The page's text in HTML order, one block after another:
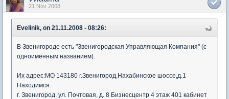
21 Nov 2008
Evelinik, on 21.11.2008 - 08:26:
В Звенигороде есть "Звенигородская Управляющая Компания" (с
одноимённым названием).
Их адрес:МО 143180 г.Звенигород,Нахабинское шоссе,д.1
Находимся:
г. Звенигород, ул. Почтовая, д. 8 Бизнесцентр 4 этаж 401 кабинет